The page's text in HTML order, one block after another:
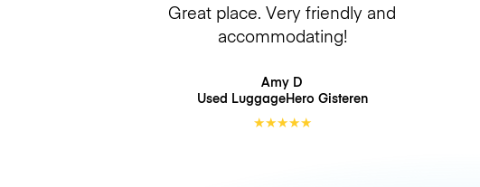
Great place. Very friendly and
accommodating!
Amy D
Used LuggageHero Gisteren
★★★★★